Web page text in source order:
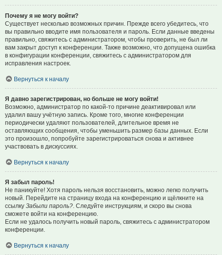
Почему я не могу войти?
Существует несколько возможных причин. Прежде всего убедитесь, что
вы правильно вводите имя пользователя и пароль. Если данные введены
правильно, свяжитесь с администратором, чтобы проверить, не был ли
вам закрыт доступ к конференции. Также возможно, что допущена ошибка
в конфигурации конференции, свяжитесь с администратором для
исправления настроек.
Вернуться к началу
Я давно зарегистрирован, но больше не могу войти!
Возможно, администратор по какой-то причине деактивировал или
удалил вашу учётную запись. Кроме того, многие конференции
периодически удаляют пользователей, длительное время не
оставляющих сообщения, чтобы уменьшить размер базы данных. Если
это произошло, попробуйте зарегистрироваться снова и активнее
участвовать в дискуссиях.
Вернуться к началу
Я забыл пароль!
Не паникуйте! Хотя пароль нельзя восстановить, можно легко получить
новый. Перейдите на страницу входа на конференцию и щёлкните на
ссылку Забыли пароль? . Следуйте инструкциям, и скоро вы снова
сможете войти на конференцию.
Если не удалось получить новый пароль, свяжитесь с администратором
конференции.
Вернуться к началу